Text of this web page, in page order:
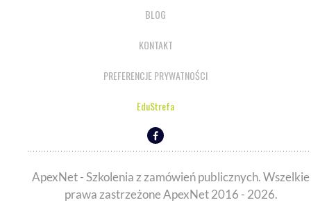
BLOG
KONTAKT
PREFERENCJE PRYWATNOŚCI
EduStrefa
ApexNet - Szkolenia z zamówień publicznych. Wszelkie
prawa zastrzeżone ApexNet 2016 - 2026.